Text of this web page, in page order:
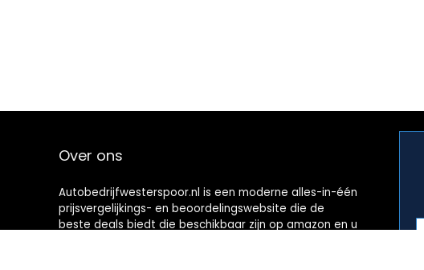
Over ons
Autobedrijfwesterspoor.nl is een moderne alles-in-één
prijsvergelijkings- en beoordelingswebsite die de
beste deals biedt die beschikbaar zijn op amazon en u